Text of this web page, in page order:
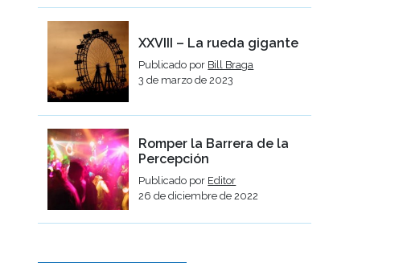
XXVIII – La rueda gigante
Publicado por Bill Braga
3 de marzo de 2023
Romper la Barrera de la
Percepción
Publicado por Editor
26 de diciembre de 2022